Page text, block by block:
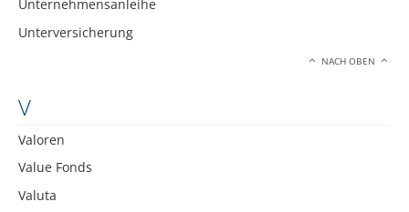
Unternehmensanleihe
Unterversicherung
NACH OBEN
V
Valoren
Value Fonds
Valuta